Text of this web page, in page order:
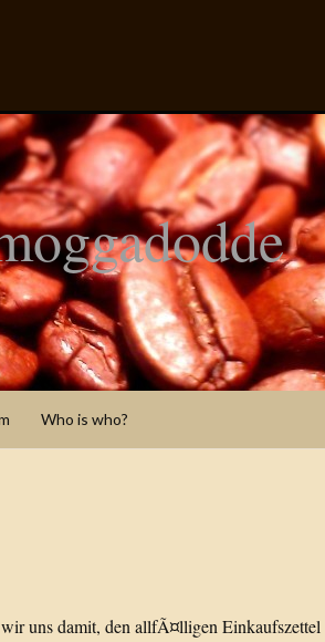
Who is who?
uns damit, den allfÃ¤lligen Einkaufszettel